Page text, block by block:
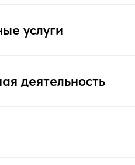
услуги
деятельность